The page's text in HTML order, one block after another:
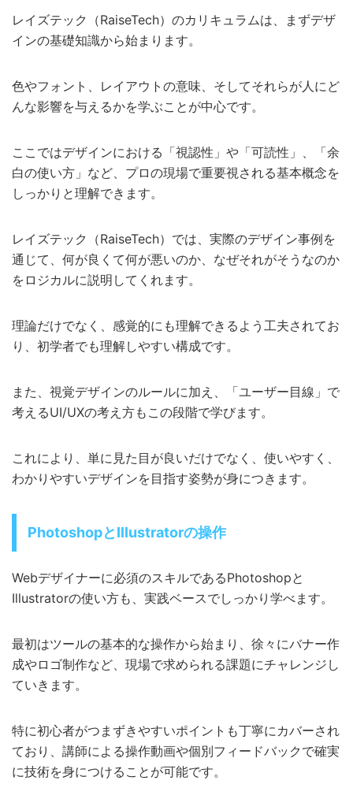
レイズテック（RaiseTech）のカリキュラムは、まずデザ
インの基礎知識から始まります。
色やフォント、レイアウトの意味、そしてそれらが人にど
んな影響を与えるかを学ぶことが中心です。
ここではデザインにおける「視認性」や「可読性」、「余
白の使い方」など、プロの現場で重要視される基本概念を
しっかりと理解できます。
レイズテック（RaiseTech）では、実際のデザイン事例を
通じて、何が良くて何が悪いのか、なぜそれがそうなのか
をロジカルに説明してくれます。
理論だけでなく、感覚的にも理解できるよう工夫されてお
り、初学者でも理解しやすい構成です。
また、視覚デザインのルールに加え、「ユーザー目線」で
考えるUI/UXの考え方もこの段階で学びます。
これにより、単に見た目が良いだけでなく、使いやすく、
わかりやすいデザインを目指す姿勢が身につきます。
PhotoshopとIllustratorの操作
Webデザイナーに必須のスキルであるPhotoshopと
Illustratorの使い方も、実践ベースでしっかり学べます。
最初はツールの基本的な操作から始まり、徐々にバナー作
成やロゴ制作など、現場で求められる課題にチャレンジし
ていきます。
特に初心者がつまずきやすいポイントも丁寧にカバーされ
ており、講師による操作動画や個別フィードバックで確実
に技術を身につけることが可能です。